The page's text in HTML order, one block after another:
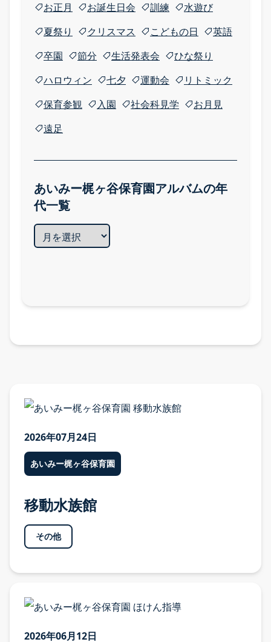
園のまなび
園のまなび TOP
食育
Babyインターナショナル
五感を育む園の日常
全園のアルバム
お正月
お誕生日会 訓練
水遊び
夏祭り
クリスマス こどもの日
英語
卒園
節分 生活発表会
ひな祭り
ハロウィン
七夕 運動会
リトミック
保育参観
入園 社会科見学
お月見
遠足
あいみー梶ヶ谷保育園アルバムの年
代一覧
2026年07月24日
あいみー梶ヶ谷保育園
移動水族館
その他
2026年06月12日